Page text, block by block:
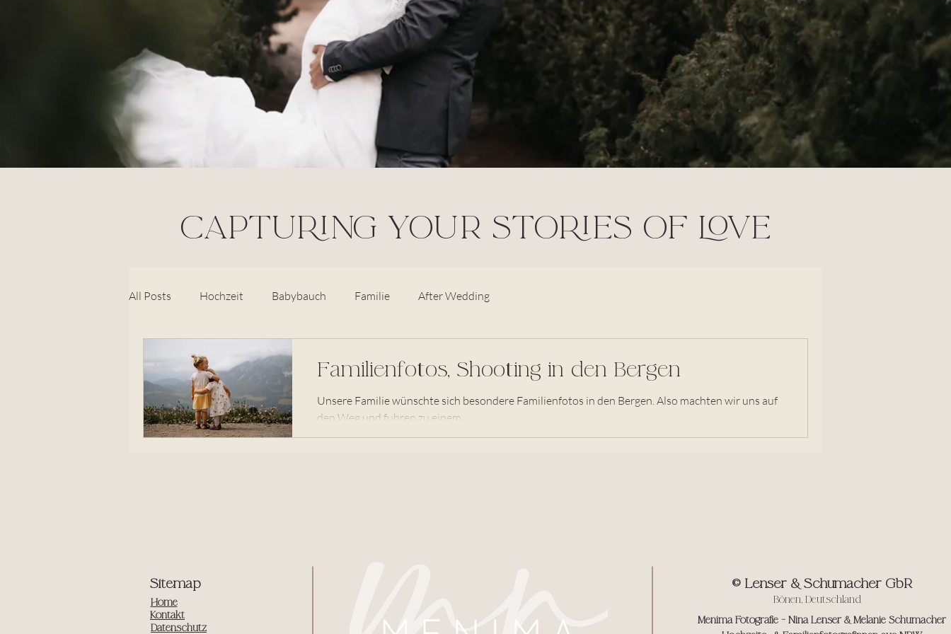
CAPTURING YOUR STORIES OF LOVE
All Posts Hochzeit Babybauch Familie After Wedding
Familienfotos, Shooting in den Bergen
Unsere Familie wünschte sich besondere Familienfotos in den Bergen. Also machten wir uns auf
den Weg und fuhren zu einem...
Menima Fotografie - Nina Lenser & Melanie Schumacher
Sitemap
Home
Kontakt
© Lenser & Schumacher GbR
Datenschutz
Bönen, Deutschland